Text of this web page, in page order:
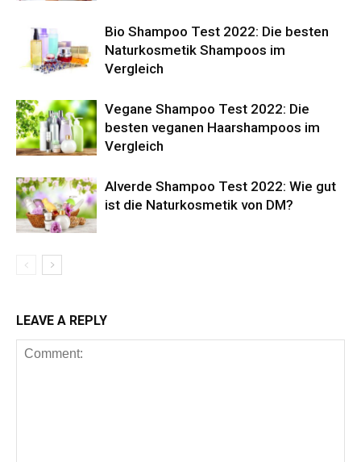
Bio Shampoo Test 2022: Die besten
Naturkosmetik Shampoos im
Vergleich
Vegane Shampoo Test 2022: Die
besten veganen Haarshampoos im
Vergleich
Alverde Shampoo Test 2022: Wie gut
ist die Naturkosmetik von DM?
LEAVE A REPLY